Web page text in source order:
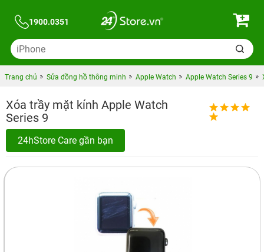
1900.0351
Trang chủ Sửa đồng hồ thông minh Apple Watch Apple Watch Series 9
Xóa trầy mặt kính Apple Watch
Series 9
24hStore Care gần bạn